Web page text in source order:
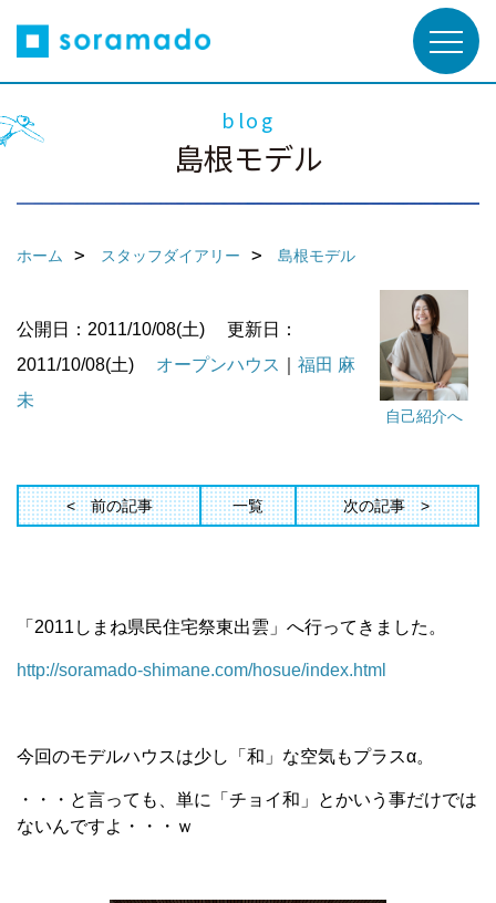
blog
島根モデル
ホーム スタッフダイアリー 島根モデル
自己紹介へ
公開日：2011/10/08(土)
更新日：
2011/10/08(土)
オープンハウス
福田 麻
未
前の記事 一覧 次の記事
「2011しまね県民住宅祭東出雲」へ行ってきました。
http://soramado-shimane.com/hosue/index.html
今回のモデルハウスは少し「和」な空気もプラスα。
・・・と言っても、単に「チョイ和」とかいう事だけでは
ないんですよ・・・ｗ